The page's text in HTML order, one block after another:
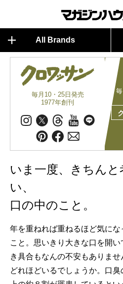
All Brands
毎月10・25日発売
1977年創刊
いま一度、きちん
い、
口の中のこと。
年を重ねれば重ねるほど気に
こと。思いきり大きな口を開
き具合もなんの不安もありませ
どれほどいるでしょうか。口